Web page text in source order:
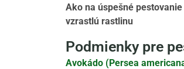
Ako na úspešné
vzrastlú rastlinu
Podmienky pre
Avokádo (Persea